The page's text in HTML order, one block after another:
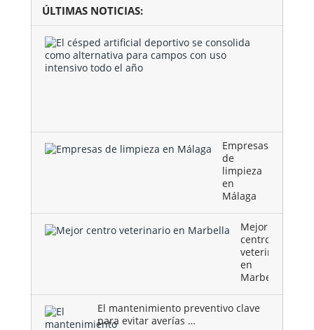
ÚLTIMAS NOTICIAS:
Empresas
de
limpieza
en
Málaga
Mejor
centro
veterinario
en
Marbella
El mantenimiento preventivo clave
para evitar averías …